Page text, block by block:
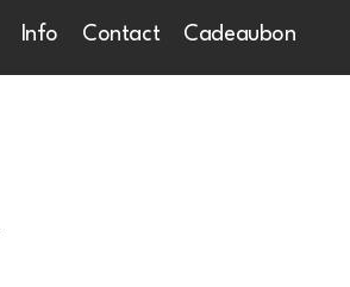
Info Contact Cadeaubon